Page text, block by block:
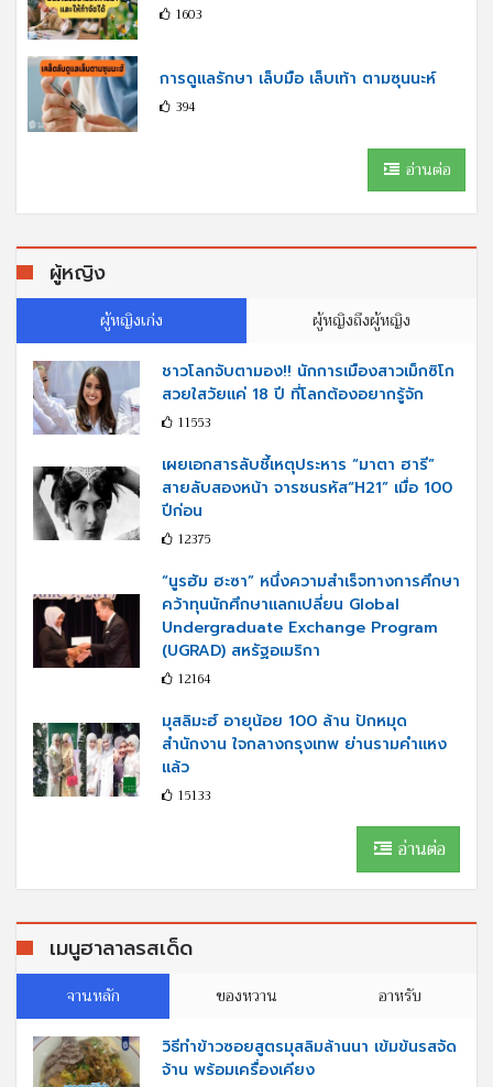
1603
การดูแลรักษา เล็บมือ เล็บเท้า ตามซุนนะห์
394
อ่านต่อ
ผู้หญิง
ผู้หญิงเก่ง ผู้หญิงถึงผู้หญิง
ชาวโลกจับตามอง!! นักการเมืองสาวเม็กซิโก
สวยใสวัยแค่ 18 ปี ที่โลกต้องอยากรู้จัก
11553
เผยเอกสารลับชี้เหตุประหาร “มาตา ฮารี”
สายลับสองหน้า จารชนรหัส“H21” เมื่อ 100
ปีก่อน
12375
“นูรฮัม ฮะซา” หนึ่งความสำเร็จทางการศึกษา
คว้าทุนนักศึกษาแลกเปลี่ยน Global
Undergraduate Exchange Program
(UGRAD) สหรัฐอเมริกา
12164
มุสลิมะฮ์ อายุน้อย 100 ล้าน ปักหมุด
สำนักงาน ใจกลางกรุงเทพ ย่านรามคำแหง
แล้ว
15133
อ่านต่อ
เมนูฮาลาลรสเด็ด
จานหลัก ของหวาน อาหรับ
วิธีทำข้าวซอยสูตรมุสลิมล้านนา เข้มข้นรสจัด
จ้าน พร้อมเครื่องเคียง